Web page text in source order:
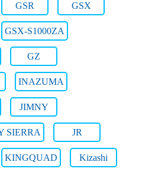
GSR GSX
GSX-S1000ZA
GZ
INAZUMA
JIMNY
SIERRA JR
KINGQUAD Kizashi